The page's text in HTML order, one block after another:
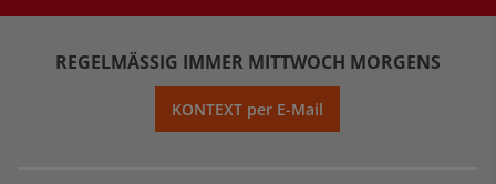
REGELMÄSSIG IMMER MITTWOCH MORGENS
KONTEXT per E-Mail